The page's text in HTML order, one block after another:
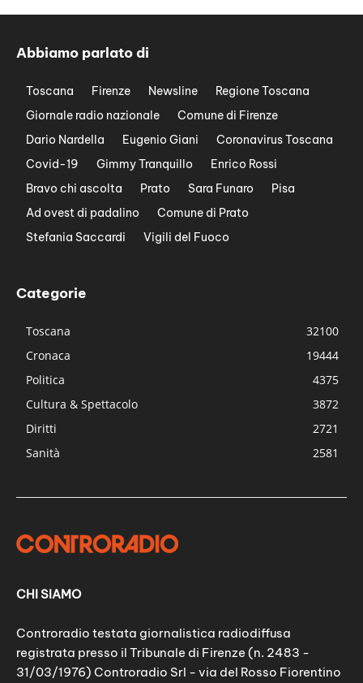
Abbiamo parlato di
Toscana Firenze Newsline
Regione Toscana
Giornale radio nazionale
Comune di Firenze
Dario Nardella
Eugenio Giani
Coronavirus Toscana
Covid-19
Gimmy Tranquillo
Enrico Rossi
Bravo chi ascolta
Prato Sara Funaro
Pisa
Ad ovest di padalino
Comune di Prato
Stefania Saccardi
Vigili del Fuoco
Categorie
Toscana
32100
Cronaca
19444
Politica
4375
Cultura & Spettacolo
3872
Diritti
2721
Sanità
2581
CHI SIAMO
Controradio testata giornalistica radiodiffusa
registrata presso il Tribunale di Firenze (n. 2483 -
31/03/1976) Controradio Srl - via del Rosso Fiorentino